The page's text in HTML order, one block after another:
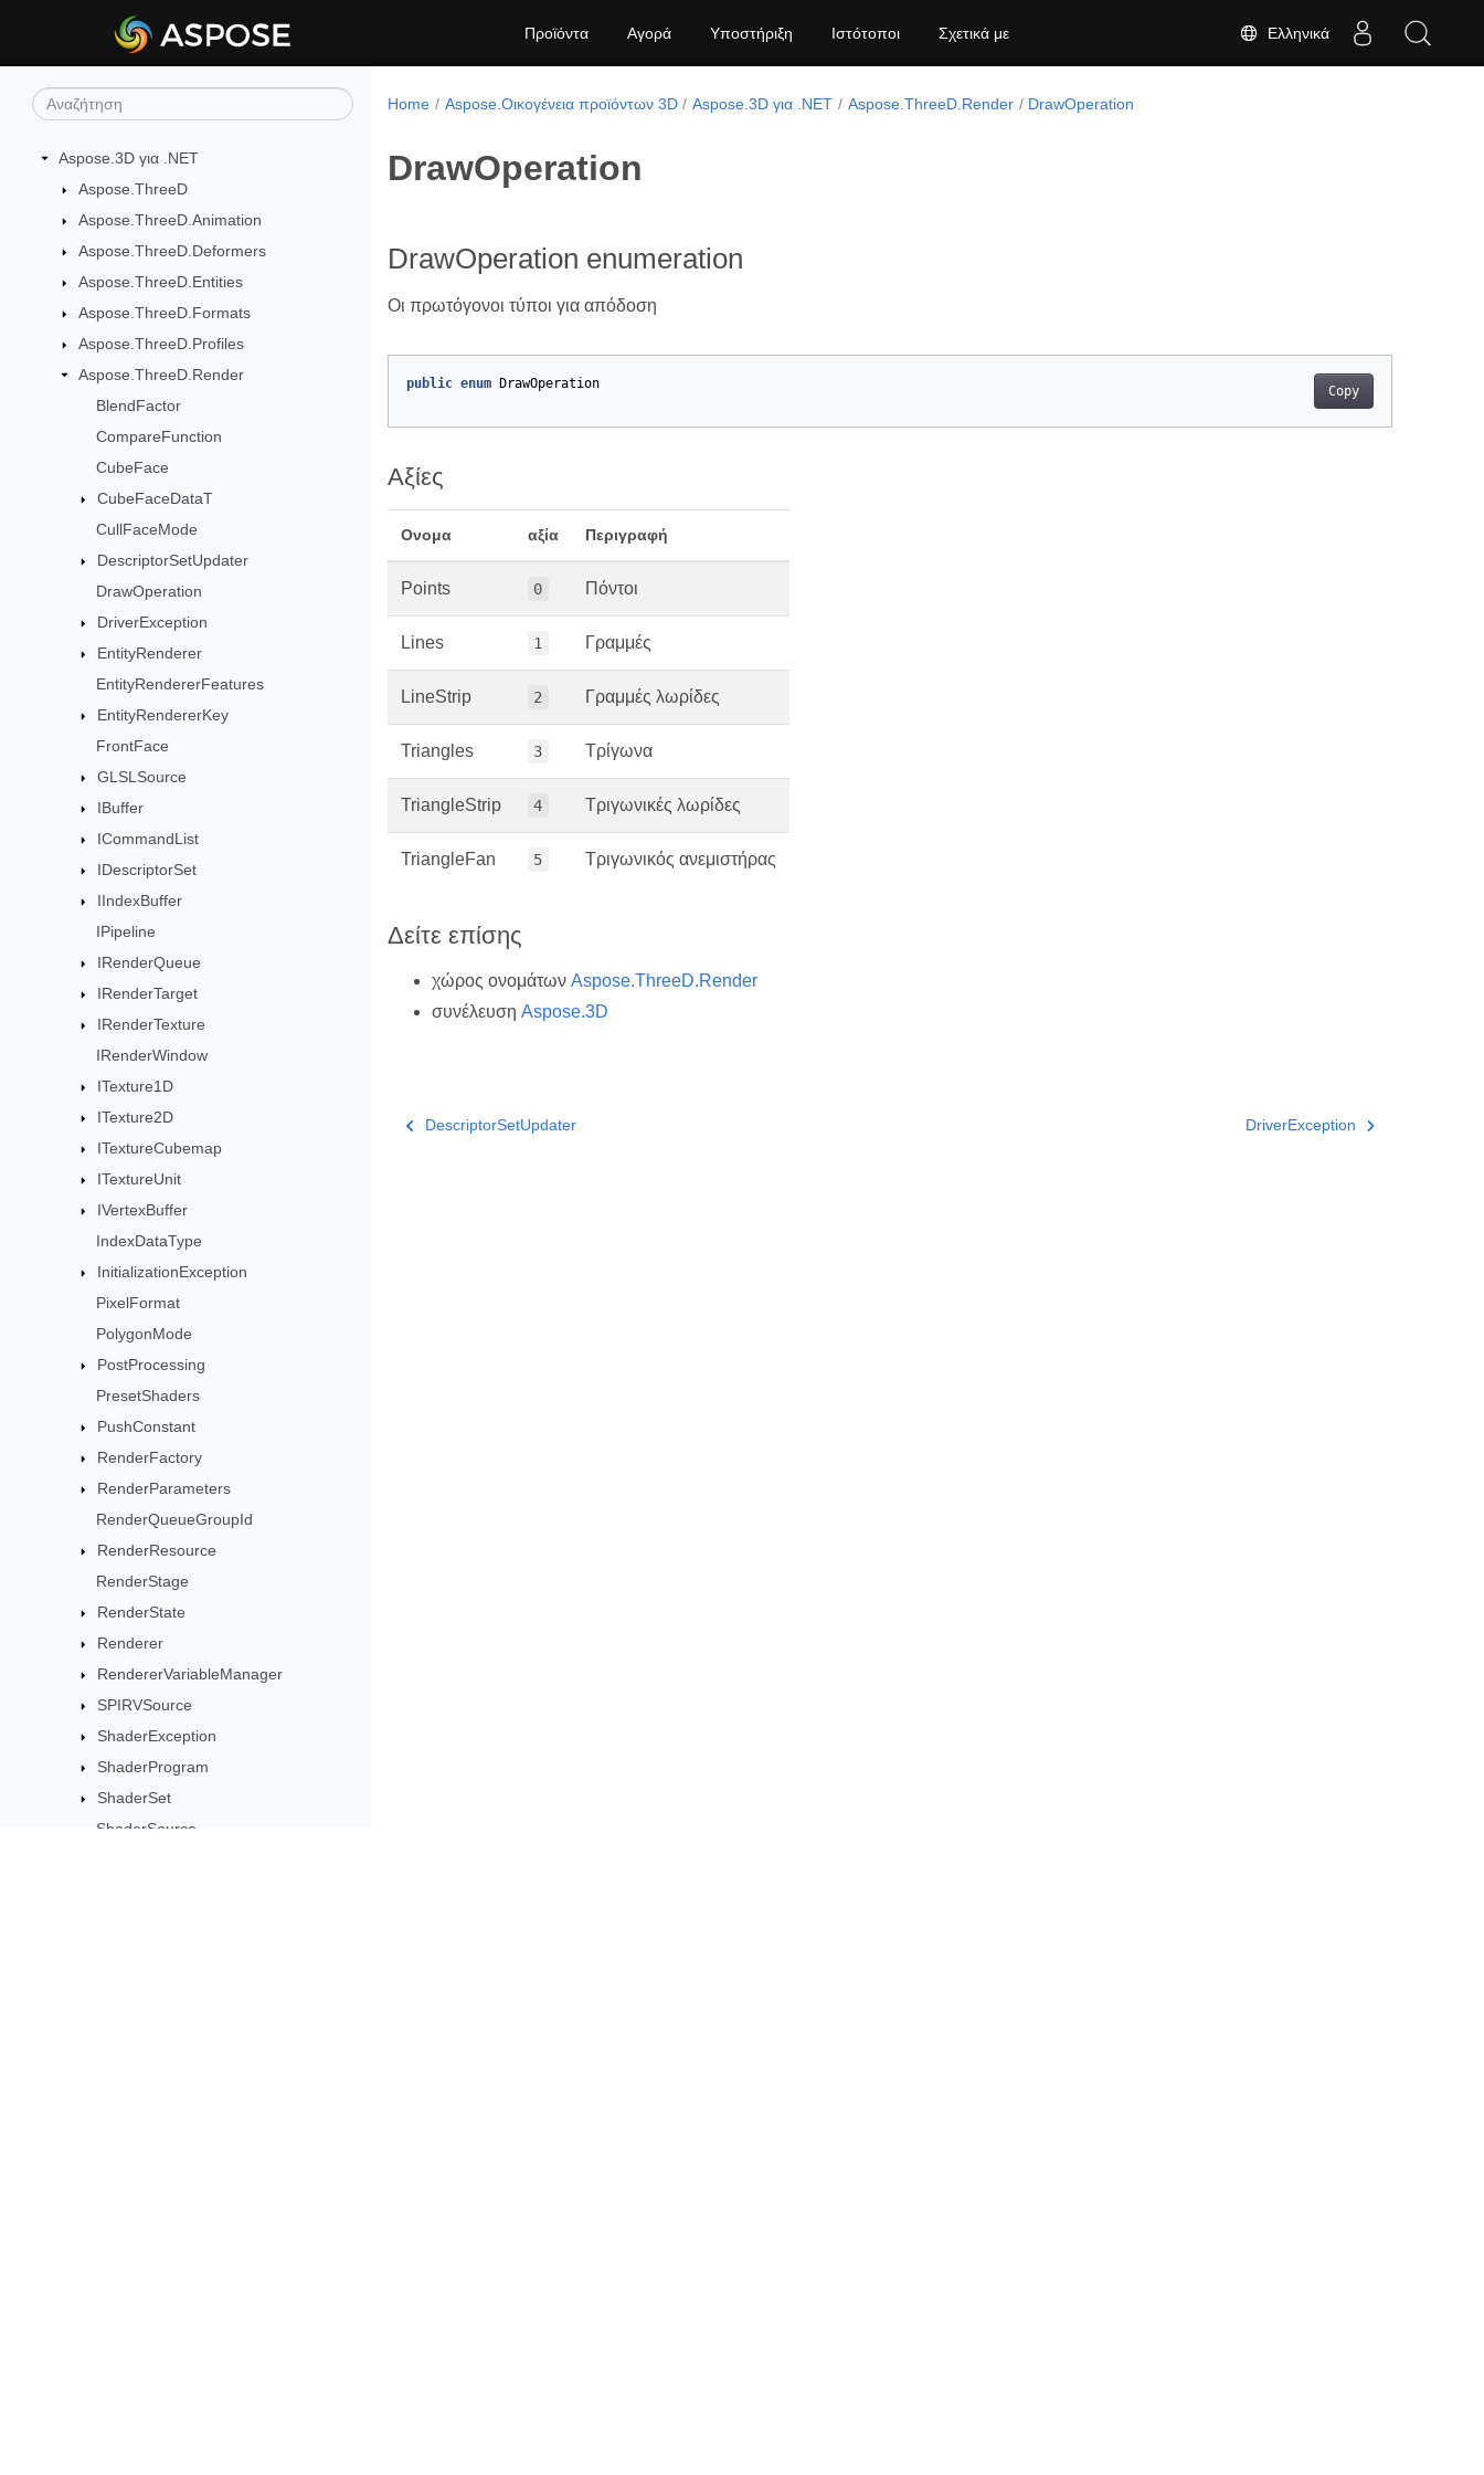
Ελληνικά
Προϊόντα Αγορά Υποστήριξη Ιστότοποι Σχετικά με
Aspose.3D για .NET
Aspose.ThreeD
Aspose.ThreeD.Animation
Aspose.ThreeD.Deformers
Aspose.ThreeD.Entities
Aspose.ThreeD.Formats
Aspose.ThreeD.Profiles
Aspose.ThreeD.Render
BlendFactor
CompareFunction
CubeFace
CubeFaceDataT
CullFaceMode
DescriptorSetUpdater
DrawOperation
DriverException
EntityRenderer
EntityRendererFeatures
EntityRendererKey
FrontFace
GLSLSource
IBuffer
ICommandList
IDescriptorSet
IIndexBuffer
IPipeline
IRenderQueue
IRenderTarget
IRenderTexture
IRenderWindow
ITexture1D
ITexture2D
ITextureCubemap
ITextureUnit
IVertexBuffer
IndexDataType
InitializationException
PixelFormat
PolygonMode
PostProcessing
PresetShaders
PushConstant
RenderFactory
RenderParameters
RenderQueueGroupId
RenderResource
RenderStage
RenderState
Renderer
RendererVariableManager
SPIRVSource
ShaderException
ShaderProgram
ShaderSet
ShaderSource
Home Aspose.Οικογένεια προϊόντων 3D Aspose.3D για .NET Aspose.ThreeD.Render DrawOperation
DrawOperation
DrawOperation enumeration
Οι πρωτόγονοι τύποι για απόδοση
Copy
public enum DrawOperation
Αξίες
Ονομα αξία Περιγραφή
Points 0 Πόντοι
Lines 1 Γραμμές
LineStrip 2 Γραμμές λωρίδες
Triangles 3 Τρίγωνα
TriangleStrip 4 Τριγωνικές λωρίδες
TriangleFan 5 Τριγωνικός ανεμιστήρας
Δείτε επίσης
χώρος ονομάτων Aspose.ThreeD.Render
συνέλευση Aspose.3D
DescriptorSetUpdater DriverException